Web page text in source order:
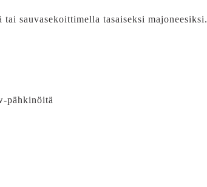
sauvasekoittimella tasaiseksi majoneesiksi.
pähkinöitä